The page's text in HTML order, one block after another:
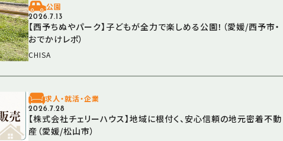
公園
2026.7.13
【西予ちぬやパーク】子どもが全力で楽しめる公園！（愛媛/西予市・
おでかけレポ）
CHISA
求人・就活・企業
2026.7.28
【株式会社チェリーハウス】地域に根付く、安心信頼の地元密着不動
産（愛媛/松山市）